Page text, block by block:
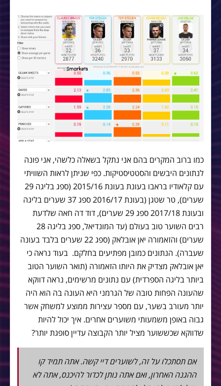
כמו ברוב המקרים בהם אני נתקל בשאלה כלשהי, אני פונה
לנתונים היבשים והסטטיסטיקות. כפי שניתן לראות השוויתי
עם קלאודיו בראבו בעונת בעונת 2015/16 (ספג בליגה 29
שערים), טר שטגן (בעונת 2016/17 ספג 37 שערים בליגה
ובעונת 2017/18 ספג 29 שערים), דוד דה חאה שלדעת
רבים השוער טוב בעולם (עד המונדיאל, ספג בליגה 28
שערים) והזאמורה יאן אובלאק (ספג 22 שערים בלבד בעונה
שעברה). הנתונים כמובן מפתיעים בחלקם. בעוד נראה כי
יאן אובלאק מצדיק את היותו הזאמורה (תואר השוער הטוב
ביותר בליגה הספרדית) עם נתונים מרשימים, נראה דווקא
שהעונה הפחות טובה של הגרמני היא העונה בה הוא היה
יותר מעורב בשער, עם מספר עצירות ממוצע למשחק אשר
גבוה באופן משמעותי משוערים אחרים. איך יכול להיות
שדווקא שכששוער מציל יותר הקבוצה עדיין סופגת יותר?
אם תסתכלו על זה, לשוערים דיי קשה. אתה תמיד קו
ההגנה האחרון, ואם אתה נותן לכדור להיכנס, אתה לא